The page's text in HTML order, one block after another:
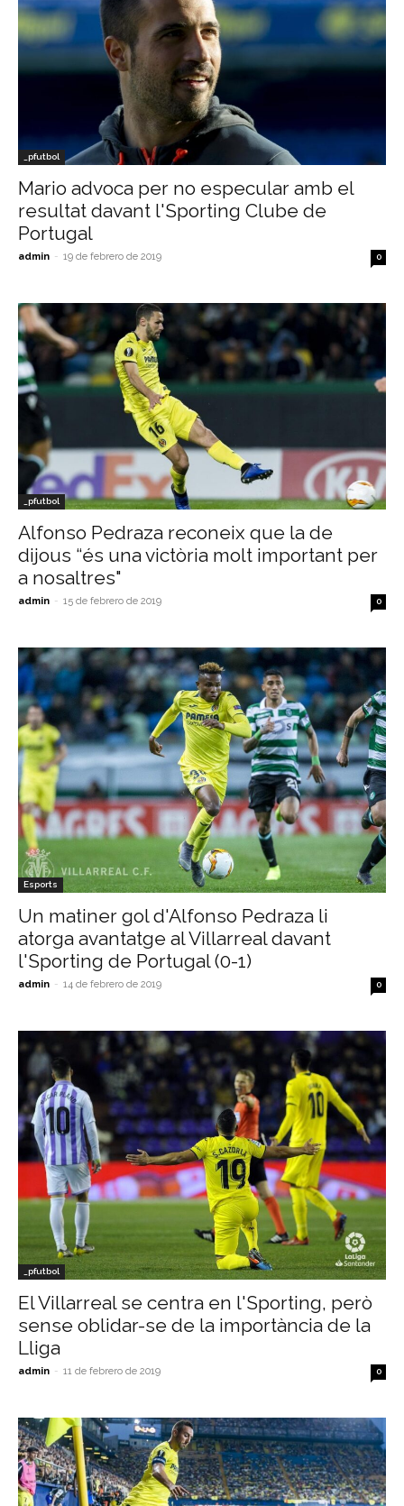
_pfutbol
Mario advoca per no especular amb el
resultat davant l'Sporting Clube de
Portugal
admin - 19 de febrero de 2019 0
_pfutbol
Alfonso Pedraza reconeix que la de
dijous “és una victòria molt important per
a nosaltres"
admin - 15 de febrero de 2019 0
Esports
Un matiner gol d'Alfonso Pedraza li
atorga avantatge al Villarreal davant
l'Sporting de Portugal (0-1)
admin - 14 de febrero de 2019 0
_pfutbol
El Villarreal se centra en l'Sporting, però
sense oblidar-se de la importància de la
Lliga
admin - 11 de febrero de 2019 0